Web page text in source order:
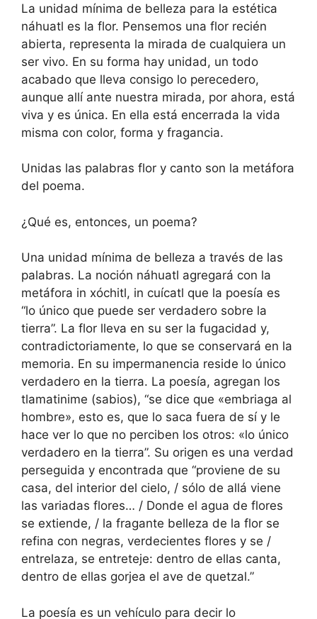
La unidad mínima de belleza para la estética
náhuatl es la flor. Pensemos una flor recién
abierta, representa la mirada de cualquiera un
ser vivo. En su forma hay unidad, un todo
acabado que lleva consigo lo perecedero,
aunque allí ante nuestra mirada, por ahora, está
viva y es única. En ella está encerrada la vida
misma con color, forma y fragancia.
Unidas las palabras flor y canto son la metáfora
del poema.
¿Qué es, entonces, un poema?
Una unidad mínima de belleza a través de las
palabras. La noción náhuatl agregará con la
metáfora in xóchitl, in cuícatl que la poesía es
“lo único que puede ser verdadero sobre la
tierra”. La flor lleva en su ser la fugacidad y,
contradictoriamente, lo que se conservará en la
memoria. En su impermanencia reside lo único
verdadero en la tierra. La poesía, agregan los
tlamatinime (sabios), “se dice que «embriaga al
hombre», esto es, que lo saca fuera de sí y le
hace ver lo que no perciben los otros: «lo único
verdadero en la tierra”. Su origen es una verdad
perseguida y encontrada que “proviene de su
casa, del interior del cielo, / sólo de allá viene
las variadas flores… / Donde el agua de flores
se extiende, / la fragante belleza de la flor se
refina con negras, verdecientes flores y se /
entrelaza, se entreteje: dentro de ellas canta,
dentro de ellas gorjea el ave de quetzal.”
La poesía es un vehículo para decir lo